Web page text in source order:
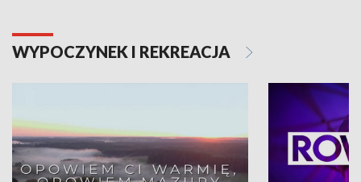
WYPOCZYNEK I REKREACJA